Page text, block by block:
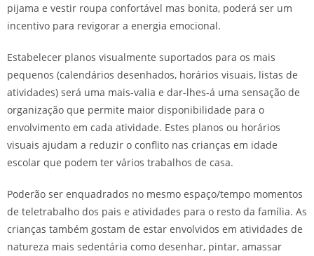
pijama e vestir roupa confortável mas bonita, poderá ser um
incentivo para revigorar a energia emocional.
Estabelecer planos visualmente suportados para os mais
pequenos (calendários desenhados, horários visuais, listas de
atividades) será uma mais-valia e dar-lhes-á uma sensação de
organização que permite maior disponibilidade para o
envolvimento em cada atividade. Estes planos ou horários
visuais ajudam a reduzir o conflito nas crianças em idade
escolar que podem ter vários trabalhos de casa.
Poderão ser enquadrados no mesmo espaço/tempo momentos
de teletrabalho dos pais e atividades para o resto da família. As
crianças também gostam de estar envolvidos em atividades de
natureza mais sedentária como desenhar, pintar, amassar